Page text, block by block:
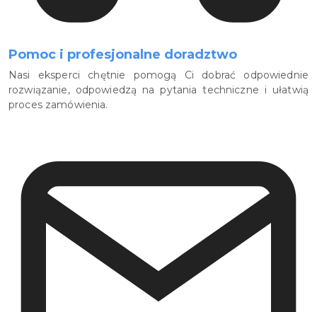
Pomoc i profesjonalne doradztwo
Nasi eksperci chętnie pomogą Ci dobrać odpowiednie
rozwiązanie, odpowiedzą na pytania techniczne i ułatwią
proces zamówienia.